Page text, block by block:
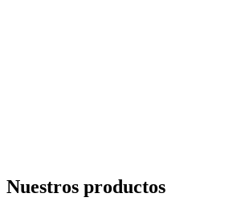
Nuestros productos